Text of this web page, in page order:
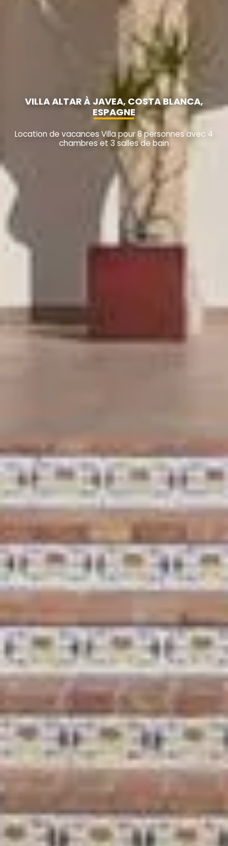
VILLA ALTAR À JAVEA, COSTA BLANCA,
ESPAGNE
Location de vacances Villa pour 8 personnes avec 4
chambres et 3 salles de bain